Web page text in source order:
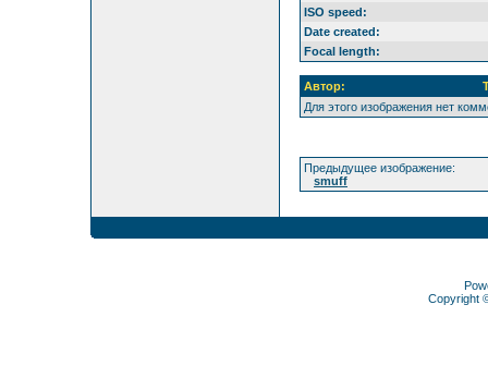
ISO speed:
Date created:
Focal length:
Автор:
Для этого изображения нет
Предыдущее изображение:
smuff
Copyright